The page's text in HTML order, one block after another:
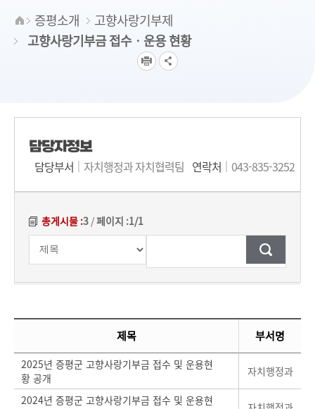
증평소개
고향사랑기부제
고향사랑기부금 접수‧운용 현황
담당자정보
담당부서
자치행정과 자치협력팀 연락처 043-835-3252
총게시물 :3 /페이지 :1/1
검색조건 검색어
[대표]고향사랑기부금 접수‧운용 현황 게시글 목록에 대하여 게시글의 순번과 제목, 부서명, 등록일, 조회, 첨부파일 정보를 제공합니다.
제목 부서명
2025년 증평군 고향사랑기부금 접수 및 운용현
황 공개
자치행정과
2024년 증평군 고향사랑기부금 접수 및 운용현